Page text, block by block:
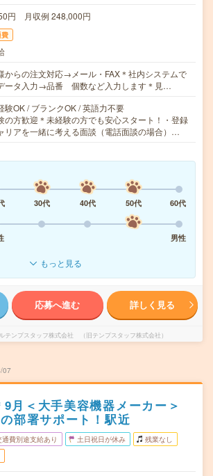
円 月収例 248,000円
からの注文対応→メール・FAX＊社内システムで
ータ入力→品番 個数など入力します＊見…
験OK / ブランクOK / 英語力不要
の方歓迎＊未経験の方でも安心スタート！・登録
リアを一緒に考える面談（電話面談の場合）…
30代 40代 50代
60代
男性
もっと見る
応募へ進む 詳しく見る
テンプスタッフ株式会社 （旧テンプスタッフ株式会社）
07
月＜大手美容機器メーカー＞
部署サポート！駅近
通費別途支給あり 土日祝日が休み 残業なし